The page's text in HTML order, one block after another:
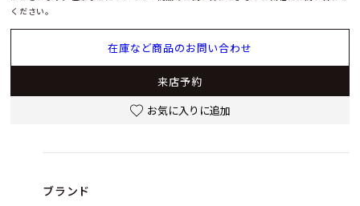
ください。
在庫など商品のお問い合わせ
来店予約
お気に入りに追加
ブランド